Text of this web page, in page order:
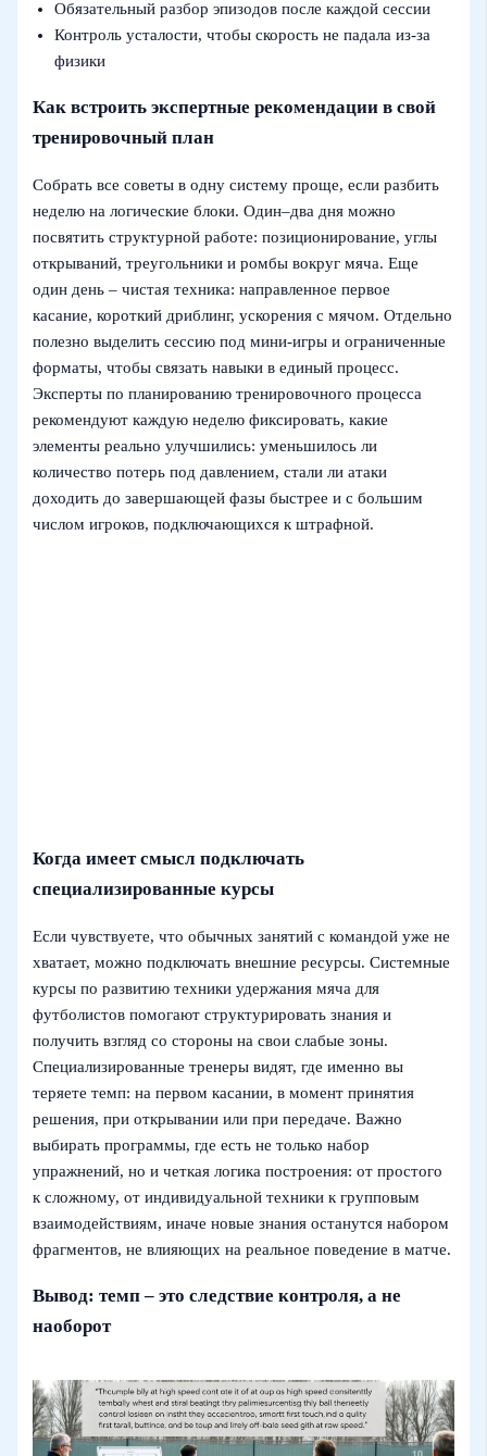
Обязательный разбор эпизодов после каждой сессии
Контроль усталости, чтобы скорость не падала из-за
физики
Как встроить экспертные рекомендации в свой
тренировочный план
Собрать все советы в одну систему проще, если разбить
неделю на логические блоки. Один–два дня можно
посвятить структурной работе: позиционирование, углы
открываний, треугольники и ромбы вокруг мяча. Еще
один день – чистая техника: направленное первое
касание, короткий дриблинг, ускорения с мячом. Отдельно
полезно выделить сессию под мини-игры и ограниченные
форматы, чтобы связать навыки в единый процесс.
Эксперты по планированию тренировочного процесса
рекомендуют каждую неделю фиксировать, какие
элементы реально улучшились: уменьшилось ли
количество потерь под давлением, стали ли атаки
доходить до завершающей фазы быстрее и с большим
числом игроков, подключающихся к штрафной.
Когда имеет смысл подключать
специализированные курсы
Если чувствуете, что обычных занятий с командой уже не
хватает, можно подключать внешние ресурсы. Системные
курсы по развитию техники удержания мяча для
футболистов помогают структурировать знания и
получить взгляд со стороны на свои слабые зоны.
Специализированные тренеры видят, где именно вы
теряете темп: на первом касании, в момент принятия
решения, при открывании или при передаче. Важно
выбирать программы, где есть не только набор
упражнений, но и четкая логика построения: от простого
к сложному, от индивидуальной техники к групповым
взаимодействиям, иначе новые знания останутся набором
фрагментов, не влияющих на реальное поведение в матче.
Вывод: темп – это следствие контроля, а не
наоборот